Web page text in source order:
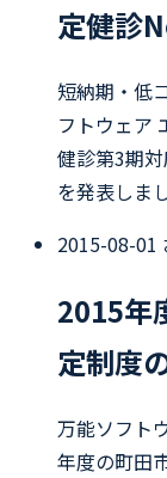
定健診
短納期・低
フトウェア
健診第3期
を発表しま
2015-08-01
2015年
定制度
万能ソフト
年度の町田